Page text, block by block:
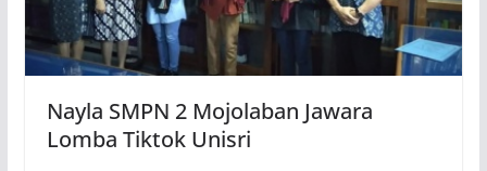
Nayla SMPN 2 Mojolaban Jawara
Lomba Tiktok Unisri